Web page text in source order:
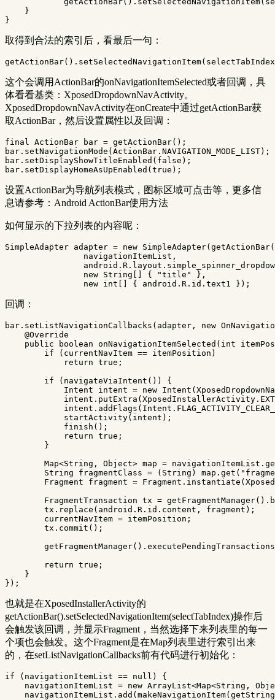
}
}
取得到合法的索引后，看最后一句：
getActionBar(). setSelectedNavigationItem( selectTabIndex
这个会调用ActionBar的onNavigationItemSelected或者回调，具
体看看基类：XposedDropdownNavActivity。
XposedDropdownNavActivity在onCreate中通过getActionBar获
取ActionBar，然后设置属性以及回调：
final ActionBar bar = getActionBar();
bar . setNavigationMode ( ActionBar . NAVIGATION_MODE_LIST);
bar . setDisplayShowTitleEnabled ( false );
bar . setDisplayHomeAsUpEnabled ( true );
设置ActionBar为导航列表模式，图标区域可点击等，更多信
息请参考：Android ActionBar使用方法
如何显示的下拉列表的内容呢：
SimpleAdapter adapter = new SimpleAdapter( getActionBar
navigationItemList ,
android . R . layout .
new String { "title"
},
new int { android . R . id . text1 });
回调：
bar . setListNavigationCallbacks ( adapter , new
@Override
public
boolean onNavigationItemSelected ( int
if
( currentNavItem == itemPosition )
return true ;
if
( navigateViaIntent ())
{
Intent
intent = new Intent (
intent . putExtra ( XposedInstallerActivity .
intent . addFlags ( Intent .
startActivity( intent );
finish ();
return true ;
}
Map<String , Object> map = navigationItemList .
String
fragmentClass = ( String ) map . get (
Fragment
fragment = Fragment . instantiate (
FragmentTransaction tx = getFragmentManager().
tx . replace ( android . R . id . content , fragment );
currentNavItem = itemPosition ;
tx . commit ();
getFragmentManager(). executePendingTransactions
return true ;
}
});
也就是在XposedInstallerActivity的
getActionBar().setSelectedNavigationItem(selectTabIndex)操作后
会触发该回调，并显示Fragment，当然选择下来列表里的每一
个项也会触发。这个Fragment是在Map列表里进行索引出来
的，在setListNavigationCallbacks前有代码进行初始化：
if ( navigationItemList == null )
{
navigationItemList = new ArrayList<Map<String ,
navigationItemList . add ( makeNavigationItem( getString